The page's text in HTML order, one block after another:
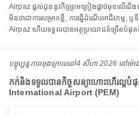
Airpaz ផ្តល់ជូននូវកិច្ចព្រមព្រៀងផ្តាច់មុខលើ
មិនថាជាការសម្រាកខ្លី, ការធ្វើដំណើរអាជីវកម្ម, ឬ
Airpaz ហើយទទួលបានអត្ថប្រយោជន៍ច្រើនបំផុ
បច្ចុប្បន្នភាពចុងក្រោយនៅ4 សីហា 2026 នៅ​ម៉ោ
កក់និងទទួលបានកិច្ចសន្យាហោះហើរល្អបំ
International Airport (PEM)